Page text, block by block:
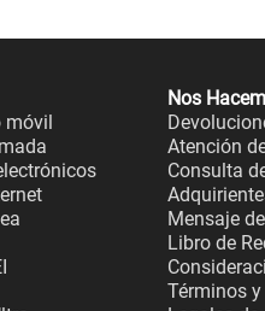
móvil
Nos
Atención
Consulta
Mensaje
Libro de
Términos